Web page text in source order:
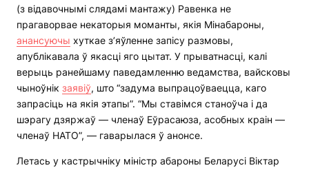
(з відавочнымі слядамі мантажу) Равенка не
прагаворвае некаторыя моманты, якія Мінабароны,
анансуючы хуткае з’яўленне запісу размовы,
апублікавала ў якасці яго цытат. У прыватнасці, калі
верыць ранейшаму паведамленню ведамства, вайсковы
чыноўнік заявіў, што “задума выпрацоўваецца, каго
запрасіць на якія этапы”. “Мы ставімся станоўча і да
шэрагу дзяржаў — членаў Еўрасаюза, асобных краін —
членаў НАТО”, — гаварылася ў анонсе.
Летась у кастрычніку міністр абароны Беларусі Віктар